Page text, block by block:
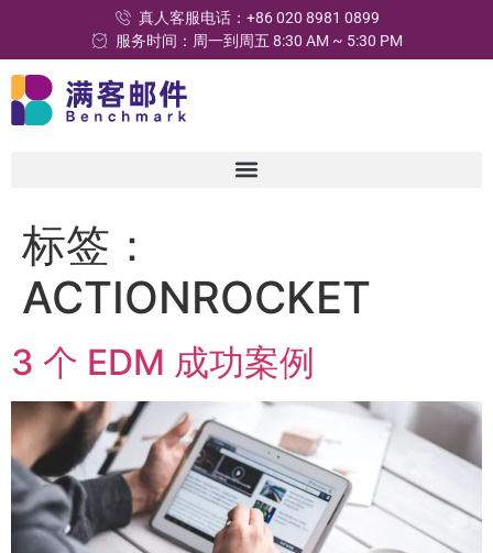
真人客服电话：+86 020 8981 0899
服务时间：周一到周五 8:30 AM ~ 5:30 PM
标签：
ACTIONROCKET
3 个 EDM 成功案例